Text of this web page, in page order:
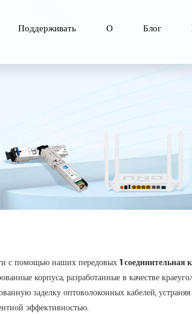
Поддерживать О Блог
с помощью наших передовых 1 соединительная
корпуса, разработанные в качестве
заделку оптоволоконных кабелей,
эффективностью.